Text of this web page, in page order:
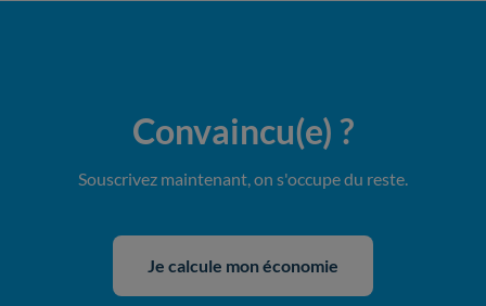
Convaincu(e) ?
Souscrivez maintenant, on s'occupe du reste.
Je calcule mon économie